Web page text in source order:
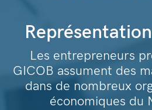
Les entrepreneurs
GICOB assument des
dans de nombreux
économiques du